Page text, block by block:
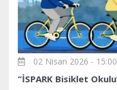
02 Nisan 2026 - 15:00